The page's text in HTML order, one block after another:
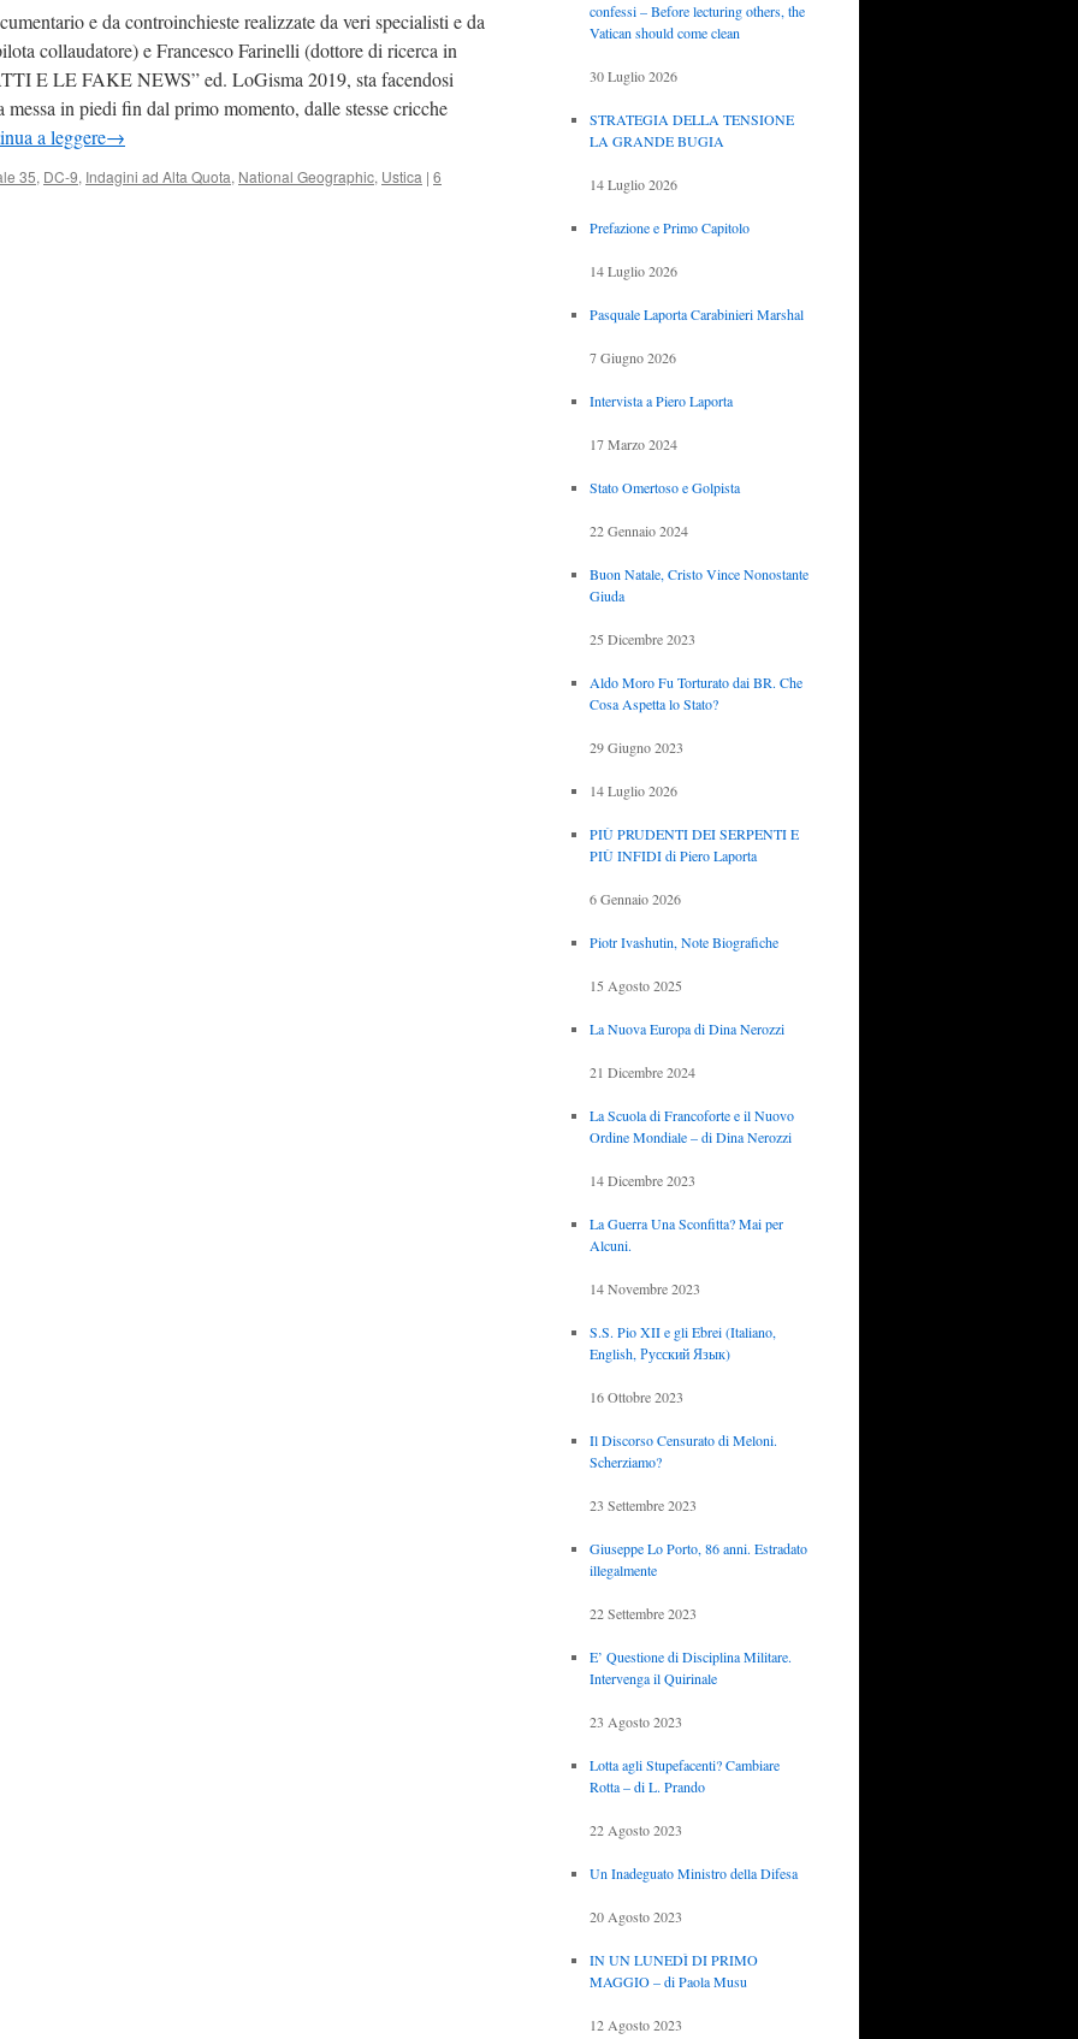
e da controinchieste realizzate da veri specialisti e da
collaudatore) e Francesco Farinelli (dottore di ricerca in
E LE FAKE NEWS” ed. LoGisma 2019, sta facendosi
in piedi fin dal primo momento, dalle stesse cricche
a leggere→
35, DC-9, Indagini ad Alta Quota, National Geographic, Ustica | 6
confessi – Before lecturing others, the
Vatican should come clean
30 Luglio 2026
STRATEGIA DELLA TENSIONE
LA GRANDE BUGIA
14 Luglio 2026
Prefazione e Primo Capitolo
14 Luglio 2026
Pasquale Laporta Carabinieri Marshal
7 Giugno 2026
Intervista a Piero Laporta
17 Marzo 2024
Stato Omertoso e Golpista
22 Gennaio 2024
Buon Natale, Cristo Vince Nonostante
Giuda
25 Dicembre 2023
Aldo Moro Fu Torturato dai BR. Che
Cosa Aspetta lo Stato?
29 Giugno 2023
14 Luglio 2026
PIÙ PRUDENTI DEI SERPENTI E
PIÙ INFIDI di Piero Laporta
6 Gennaio 2026
Piotr Ivashutin, Note Biografiche
15 Agosto 2025
La Nuova Europa di Dina Nerozzi
21 Dicembre 2024
La Scuola di Francoforte e il Nuovo
Ordine Mondiale – di Dina Nerozzi
14 Dicembre 2023
La Guerra Una Sconfitta? Mai per
Alcuni.
14 Novembre 2023
S.S. Pio XII e gli Ebrei (Italiano,
English, Русский Язык)
16 Ottobre 2023
Il Discorso Censurato di Meloni.
Scherziamo?
23 Settembre 2023
Giuseppe Lo Porto, 86 anni. Estradato
illegalmente
22 Settembre 2023
E’ Questione di Disciplina Militare.
Intervenga il Quirinale
23 Agosto 2023
Lotta agli Stupefacenti? Cambiare
Rotta – di L. Prando
22 Agosto 2023
Un Inadeguato Ministro della Difesa
20 Agosto 2023
IN UN LUNEDÌ DI PRIMO
MAGGIO – di Paola Musu
12 Agosto 2023